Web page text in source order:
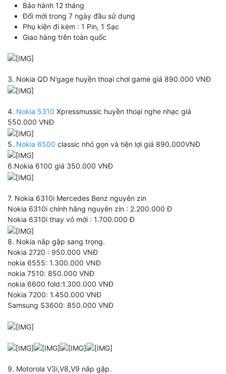
Bảo hành 12 tháng
Đổi mới trong 7 ngày đầu sử dụng
Phụ kiện đi kèm : 1 Pin, 1 Sạc
Giao hàng trên toàn quốc
3. Nokia QD N’gage huyền thoại chơi game giá 890.000 VNĐ
4. Nokia 5310 Xpressmussic huyền thoại nghe nhạc giá
550.000 VNĐ
5. Nokia 6500 classic nhỏ gọn và tiện lợi giá 890.000VNĐ
6.Nokia 6100 giá 350.000 VNĐ
7. Nokia 6310i Mercedes Benz nguyên zin
Nokia 6310i chính hãng nguyên zin : 2.200.000 Đ
Nokia 6310i thay vỏ mới : 1.700.000 Đ
8. Nokia nắp gập sang trọng.
Nokia 2720 : 950.000 VNĐ
nokia 6555: 1.300.000 VNĐ
nokia 7510: 850.000 VNĐ
nokia 6600 fold:1.300.000 VNĐ
Nokia 7200: 1.450.000 VNĐ
Samsung S3600: 850.000 VNĐ
9. Motorola V3i,V8,V9 nắp gập.